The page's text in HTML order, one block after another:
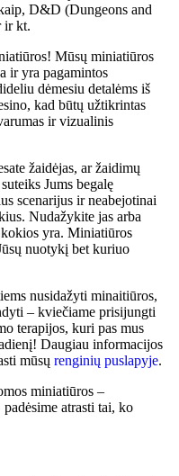
D&D (Dungeons and
ir kt.
Mūsų miniatiūros
ir yra pagamintos
dėmesiu detalėms iš
kad būtų užtikrintas
ir vizualinis
žaidėjas, ar žaidimų
Jums begalę
scenarijus ir neabejotinai
Nudažykite jas arba
yra. Miniatiūros
nuotykį bet kuriuo
nusidažyti minaitiūros,
– kviečiame prisijungti
terapijos, kuri pas mus
Daugiau informacijos
mūsų renginių puslapyje.
miniatiūros –
atrasti tai, ko